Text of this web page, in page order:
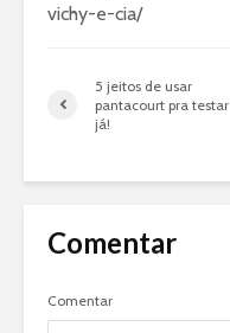
vichy-e-cia/
5 jeitos de usar
pantacourt pra testar
já!
Comentar
Comentar